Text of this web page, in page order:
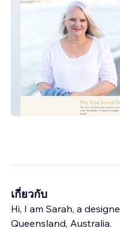
เกี่ยวกับ
Hi, I am Sarah, a
Queensland, Australia.